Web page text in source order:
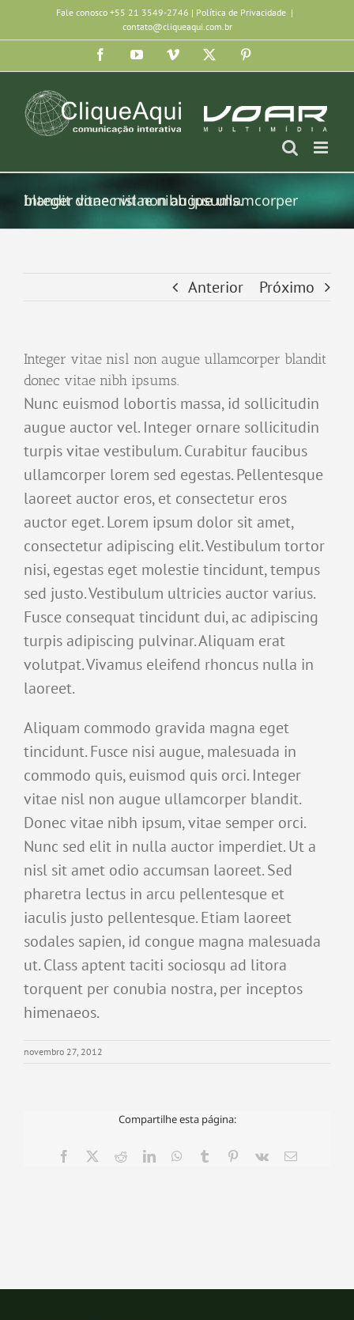
para
Fale conosco +55 21 3549-2746 | Política de Privacidade |
contato@cliqueaqui.com.br
FacebookYouTubeVimeo
Integer vitae nisl non augue ullamcorper blandit donec vitae nibh ipsums.
Anterior Próximo
Integer vitae nisl non augue ullamcorper blandit
donec vitae nibh ipsums.
Nunc euismod lobortis massa, id sollicitudin
augue auctor vel. Integer ornare sollicitudin
turpis vitae vestibulum. Curabitur faucibus
ullamcorper lorem sed egestas. Pellentesque
laoreet auctor eros, et consectetur eros
auctor eget. Lorem ipsum dolor sit amet,
consectetur adipiscing elit. Vestibulum tortor
nisi, egestas eget molestie tincidunt, tempus
sed justo. Vestibulum ultricies auctor varius.
Fusce consequat tincidunt dui, ac adipiscing
turpis adipiscing pulvinar. Aliquam erat
volutpat. Vivamus eleifend rhoncus nulla in
laoreet.
Aliquam commodo gravida magna eget
tincidunt. Fusce nisi augue, malesuada in
commodo quis, euismod quis orci. Integer
vitae nisl non augue ullamcorper blandit.
Donec vitae nibh ipsum, vitae semper orci.
Nunc sed elit in nulla auctor imperdiet. Ut a
nisl sit amet odio accumsan laoreet. Sed
pharetra lectus in arcu pellentesque et
iaculis justo pellentesque. Etiam laoreet
sodales sapien, id congue magna malesuada
ut. Class aptent taciti sociosqu ad litora
torquent per conubia nostra, per inceptos
himenaeos.
novembro 27, 2012
Compartilhe esta página:
Facebook RedditLinkedInWhatsApp
Tumblr Pinterest
Vk
E-